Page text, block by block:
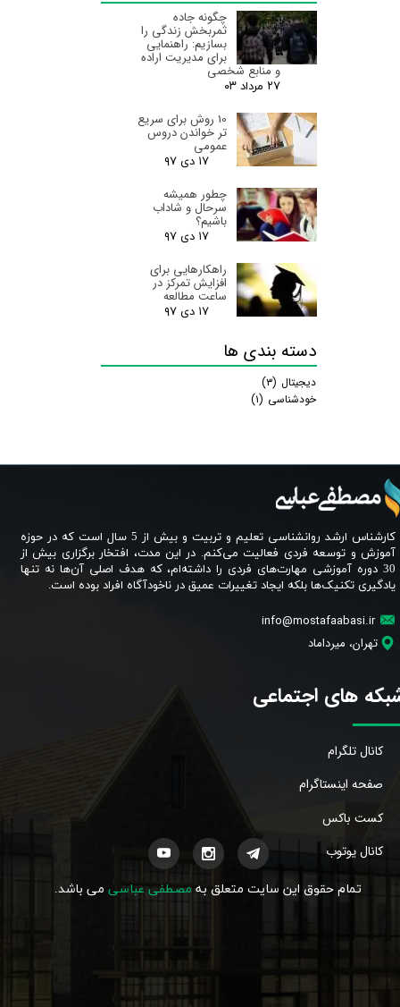
چگونه جاده
ثمربخش زندگی را
بسازیم: راهنمایی
برای مدیریت اراده
و منابع شخصی
۲۷ مرداد ۰۳
10 روش برای سریع
تر خواندن دروس
عمومی
۱۷ دی ۹۷
چطور همیشه
سرحال و شاداب
باشیم؟
۱۷ دی ۹۷
راهکارهایی برای
افزایش تمرکز در
ساعت مطالعه
۱۷ دی ۹۷
دسته بندی ها
دیجیتال (۳)
خودشناسی (۱)
کارشناس ارشد روانشناسی تعلیم و تربیت و بیش از 5 سال است که در حوزه
آموزش و توسعه فردی فعالیت می‌کنم. در این مدت، افتخار برگزاری بیش از
30 دوره آموزشی مهارت‌های فردی را داشته‌ام، که هدف اصلی آن‌ها نه تنها
یادگیری تکنیک‌ها بلکه ایجاد تغییرات عمیق در ناخودآگاه افراد بوده است.
info@mostafaabasi.ir
تهران، میرداماد
های اجتماعی
کانال تلگرام
صفحه اینستاگرام
کست باکس
کانال یوتوب
تمام حقوق این سایت متعلق بهمصطفی عباسی می باشد.